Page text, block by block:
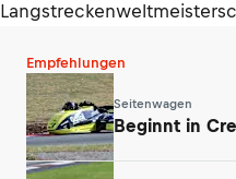
Empfehlungen
Seitenwagen
Beginnt in